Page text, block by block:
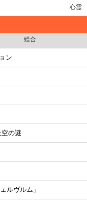
心霊
総合
ン
の謎
ルヴルム」